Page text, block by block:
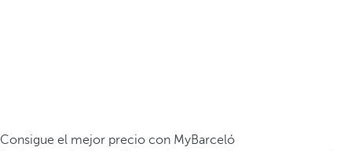
Consigue el mejor precio con MyBarceló